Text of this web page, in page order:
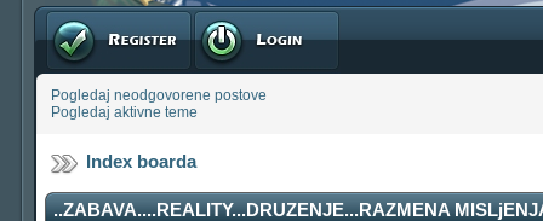
Registruj se Prijavite se
Pogledaj neodgovorene postove
Pogledaj aktivne teme
Index boarda
..ZABAVA....REALITY...DRUZENJE...RAZMENA